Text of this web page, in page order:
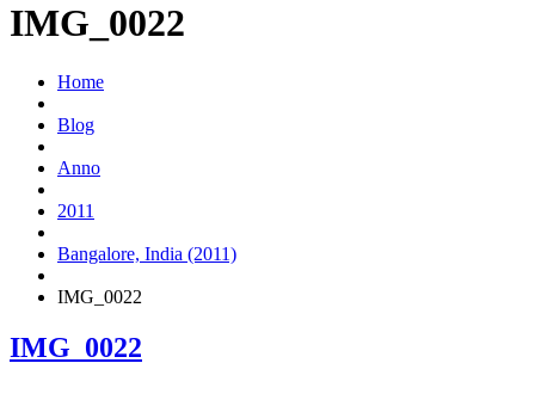
IMG_0022
Home
Blog
Anno
2011
Bangalore, India (2011)
IMG_0022
IMG_0022